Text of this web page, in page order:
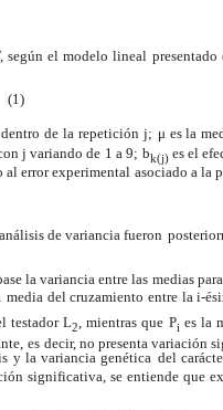
según el modelo lineal
de la repetición j; μ es la
j variando de 1 a 9; bk(j) es el
al error experimental asociado a la
de variancia fueron
la variancia entre las medias
media del cruzamiento entre la i-
testador L2 , mientras que Pi es la
es decir, no presenta variación
y la variancia genética del
significativa, se entiende que